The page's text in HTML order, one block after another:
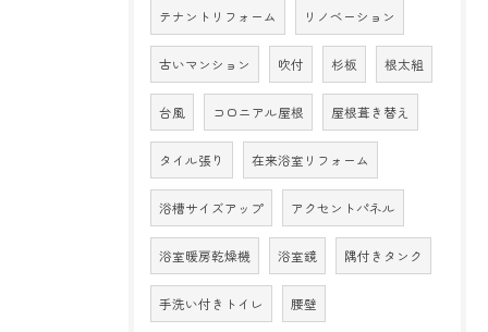
テナントリフォーム リノベーション
古いマンション 吹付 杉板 根太組
台風 コロニアル屋根 屋根葺き替え
タイル張り 在来浴室リフォーム
浴槽サイズアップ アクセントパネル
浴室暖房乾燥機 浴室鏡 隅付きタンク
手洗い付きトイレ 腰壁